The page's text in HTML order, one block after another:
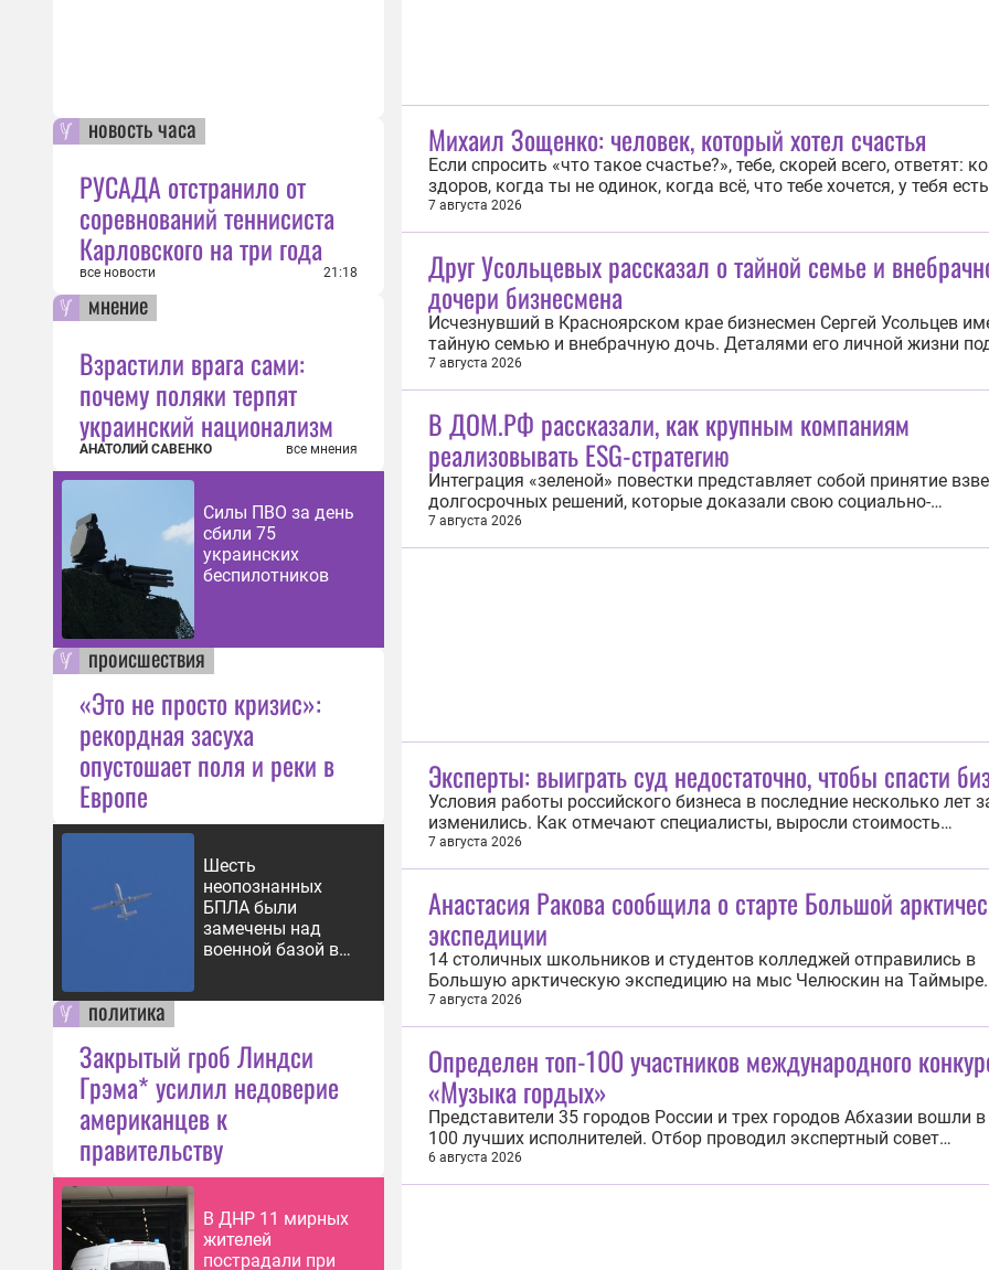
новость часа
РУСАДА отстранило от
соревнований теннисиста
Карловского на три года
все новости 21:18
мнение
Взрастили врага сами:
почему поляки терпят
украинский национализм
АНАТОЛИЙ САВЕНКО все мнения
Силы ПВО за день
сбили 75
украинских
беспилотников
происшествия
«Это не просто кризис»:
рекордная засуха
опустошает поля и реки в
Европе
Шесть
неопознанных
БПЛА были
замечены над
военной базой в
политика
Закрытый гроб Линдси
Грэма* усилил недоверие
американцев к
правительству
В ДНР 11 мирных
жителей
пострадали при
Михаил Зощенко: человек, который хотел счастья
Если спросить «что такое счастье?», тебе, скорей всего, ответят:
здоров, когда ты не одинок, когда всё, что тебе хочется, у тебя
августа — очередная дата со дня рождения Михаила Зощенко,
который искал счастья, написал книгу, посвященную путям поиска
7 августа 2026
Друг Усольцевых рассказал о тайной семье и
дочери бизнесмена
Исчезнувший в Красноярском крае бизнесмен Сергей Усольцев
тайную семью и внебрачную дочь. Деталями его личной жизни
друг семьи Валентин Дегтерев. Дегтерев отметил, что в первом
Усольцева родилась старшая дочь Ирина, а сын Михаил в
время проживает в США. Помимо...
7 августа 2026
В ДОМ.РФ рассказали, как крупным компаниям
реализовывать ESG-стратегию
Интеграция «зеленой» повестки представляет собой принятие
долгосрочных решений, которые доказали свою социально-
экономическую эффективность. Об этом сообщила директор по
устойчивому развитию и международному сотрудничеству
7 августа 2026
Эксперты: выиграть суд недостаточно, чтобы спасти
Условия работы российского бизнеса в последние несколько лет
изменились. Как отмечают специалисты, выросли стоимость
финансирования и налоговая нагрузка, появились санкционные
ограничения, усилилась конкуренция, увеличилось число
7 августа 2026
Анастасия Ракова сообщила о старте Большой
экспедиции
14 столичных школьников и студентов колледжей отправились в
Большую арктическую экспедицию на мыс Челюскин на
течение двух недель ребята будут проводить научные
заниматься реставрацией мемориала советским полярникам. Об
7 августа 2026
Определен топ-100 участников международного
«Музыка гордых»
Представители 35 городов России и трех городов Абхазии вошли
100 лучших исполнителей. Отбор проводил экспертный совет
международного конкурса «Музыка гордых». Проект
конкурса и фестиваля реализуется фондом Николая Расторгуева
6 августа 2026